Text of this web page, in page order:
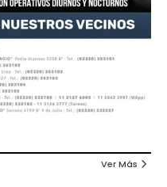
Ver Más